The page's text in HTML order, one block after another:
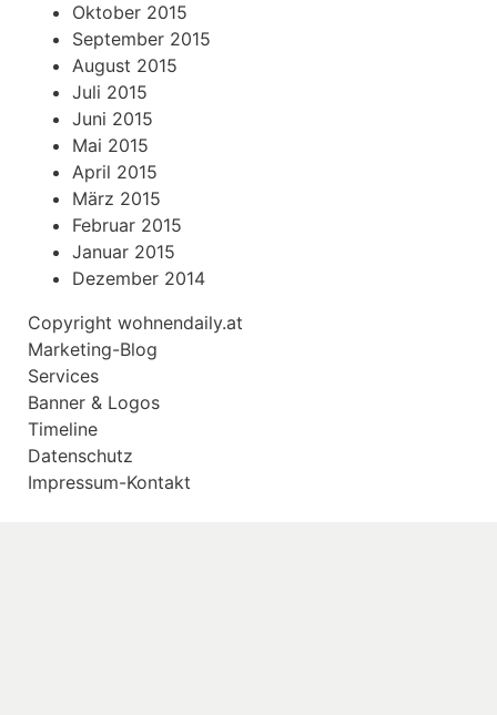
Oktober 2015
September 2015
August 2015
Juli 2015
Juni 2015
Mai 2015
April 2015
März 2015
Februar 2015
Januar 2015
Dezember 2014
Copyright wohnendaily.at
Marketing-Blog
Services
Banner & Logos
Timeline
Datenschutz
Impressum-Kontakt